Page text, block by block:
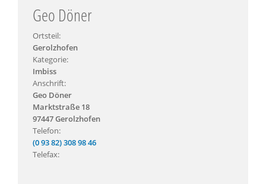
Geo Döner
Ortsteil:
Gerolzhofen
Kategorie:
Imbiss
Anschrift:
Geo Döner
Marktstraße 18
97447 Gerolzhofen
Telefon:
(0 93 82) 308 98 46
Telefax: